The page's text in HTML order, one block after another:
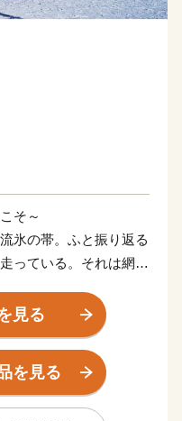
そ～
氷の帯。ふと振り返る
っている。それは網走
能取岬。世界三大漁場
海の恵みをもたらして
地の恵みも負けていな
が風になびき、豊穣の
見る
を見る